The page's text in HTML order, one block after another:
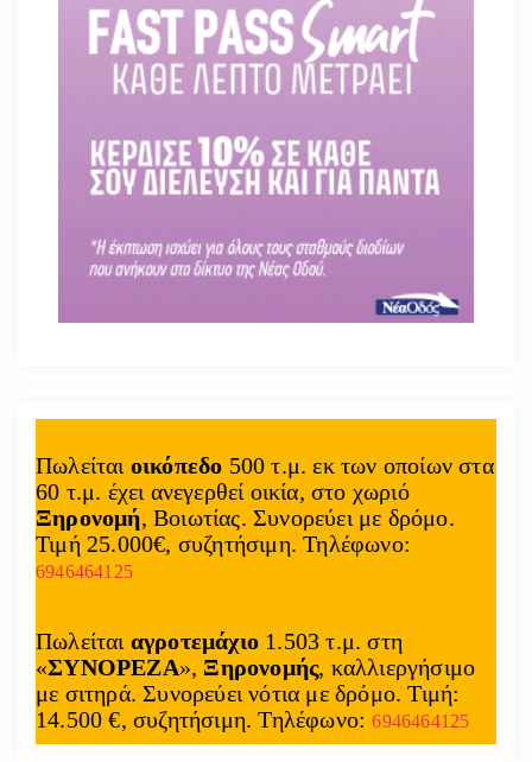
Πωλείται οικόπεδο 500 τ.μ. εκ των οποίων στα
60 τ.μ. έχει ανεγερθεί οικία, στο χωριό
Ξηρονομή, Βοιωτίας. Συνορεύει με δρόμο.
Τιμή 25.000€, συζητήσιμη. Τηλέφωνο:
6946464125
Πωλείται αγροτεμάχιο 1.503 τ.μ. στη
«ΣΥΝΟΡΕΖΑ», Ξηρονομής, καλλιεργήσιμο
με σιτηρά. Συνορεύει νότια με δρόμο. Τιμή:
14.500 €, συζητήσιμη. Τηλέφωνο:6946464125